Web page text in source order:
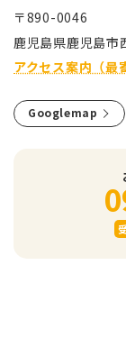
〒890-0046
⿅児島県⿅児島市
アクセス案内（最
Googlemap